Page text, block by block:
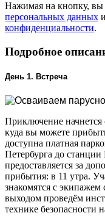
Нажимая на кнопку, вы
персональных данных
конфиденциальности.
Подробное
День 1. Встреча
Приключение начнется
куда вы можете
доступна платная
Петербурга до
предоставляется за
прибытия: в 11 утра.
знакомятся с
выходом проведём
технике безопасности